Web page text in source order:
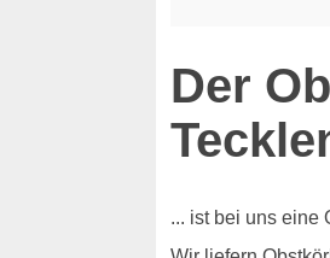
Der
... ist bei uns eine